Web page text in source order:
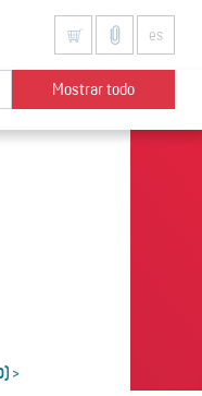
es
Mostrar todo
>